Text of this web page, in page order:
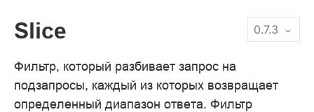
0.7.3
Slice
Фильтр, который разбивает запрос на
подзапросы, каждый из которых возвращает
определенный диапазон ответа. Фильтр